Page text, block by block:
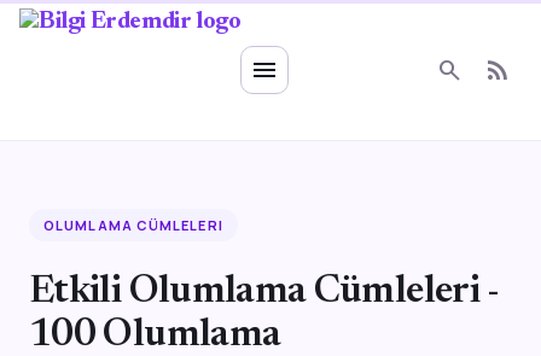
menu
Ruhsal Enerji
search rss_feed
OLUMLAMA CÜMLELERI
Etkili Olumlama Cümleleri -
100 Olumlama